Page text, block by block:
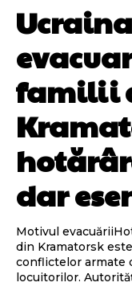
familii
dar
Motivul
din Kramatorsk
conflictelor armate
locuitorilor.